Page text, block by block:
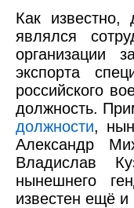
Как известно,
являлся
организации
экспорта
российского
должность.
должности,
Александр
Владислав
нынешнего
известен ещё и